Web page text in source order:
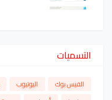
التسميات
الفيس بوك اليوتيوب